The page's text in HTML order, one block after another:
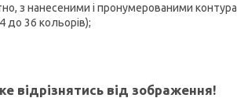
з нанесеними і пронумерованими
до 36 кольорів);
відрізнятись від зображення!